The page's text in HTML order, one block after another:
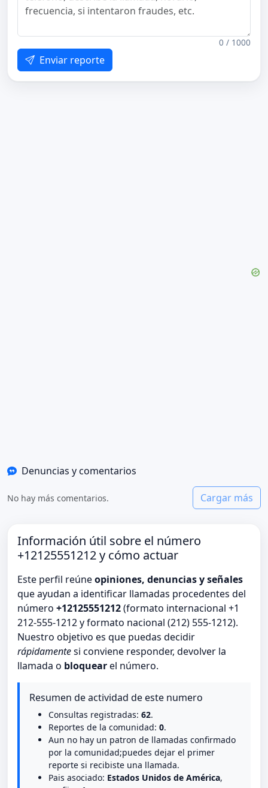
0 / 1000
Enviar reporte
Denuncias y comentarios
No hay más comentarios. Cargar más
Información útil sobre el número
+12125551212 y cómo actuar
Este perfil reúneopiniones, denuncias y señales
que ayudan a identificar llamadas procedentes del
número +12125551212(formato internacional +1
212-555-1212 y formato nacional (212) 555-1212).
Nuestro objetivo es que puedas decidir
rápidamentesi conviene responder, devolver la
llamada o bloquearel número.
Resumen de actividad de este numero
Consultas registradas: 62.
Reportes de la comunidad: 0.
Aun no hay un patron de llamadas confirmado
por la comunidad;puedes dejar el primer
reporte si recibiste una llamada.
Pais asociado: Estados Unidos de América,